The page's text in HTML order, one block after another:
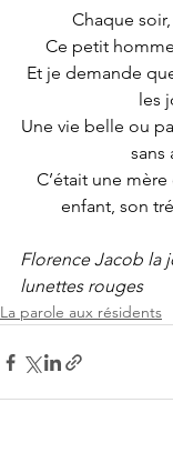
Chaque
Ce petit
Et je demande
les
Une vie belle ou
sans
C’était une
enfant, son
Florence Jacob la
lunettes rouges
La parole aux résidents